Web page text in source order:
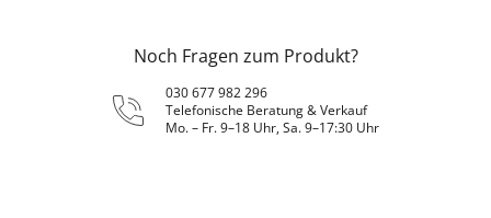
Noch Fragen zum Produkt?
030 677 982 296
Telefonische Beratung & Verkauf
Mo. – Fr. 9–18 Uhr, Sa. 9–17:30 Uhr